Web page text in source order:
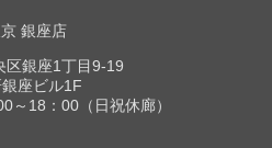
銀座店
区銀座1丁目9-19
座ビル1F
～18：00（日祝休廊）